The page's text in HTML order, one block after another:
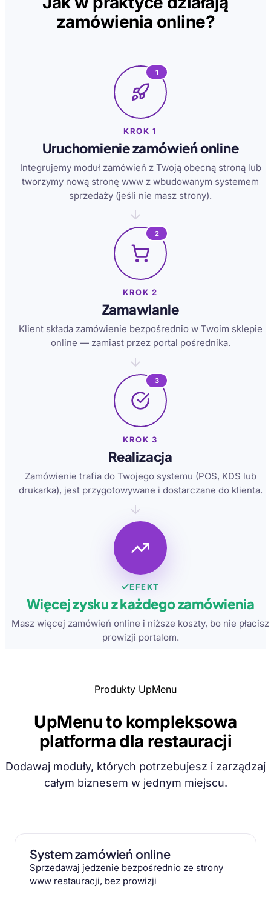
zamówienia online?
1
KROK 1
Uruchomienie zamówień online
Integrujemy moduł zamówień z Twoją obecną stroną lub
tworzymy nową stronę www z wbudowanym systemem
sprzedaży (jeśli nie masz strony).
2
KROK 2
Zamawianie
Klient składa zamówienie bezpośrednio w Twoim sklepie
online — zamiast przez portal pośrednika.
3
KROK 3
Realizacja
Zamówienie trafia do Twojego systemu (POS, KDS lub
drukarka), jest przygotowywane i dostarczane do klienta.
EFEKT
Więcej zysku z każdego zamówienia
Masz więcej zamówień online i niższe koszty, bo nie płacisz
prowizji portalom.
Produkty UpMenu
UpMenu to kompleksowa
platforma dla restauracji
Dodawaj moduły, których potrzebujesz i zarządzaj
całym biznesem w jednym miejscu.
System zamówień online
Sprzedawaj jedzenie bezpośrednio ze strony
www restauracji, bez prowizji